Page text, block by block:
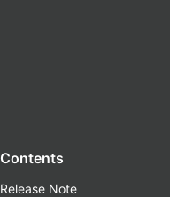
Contents
Release Note